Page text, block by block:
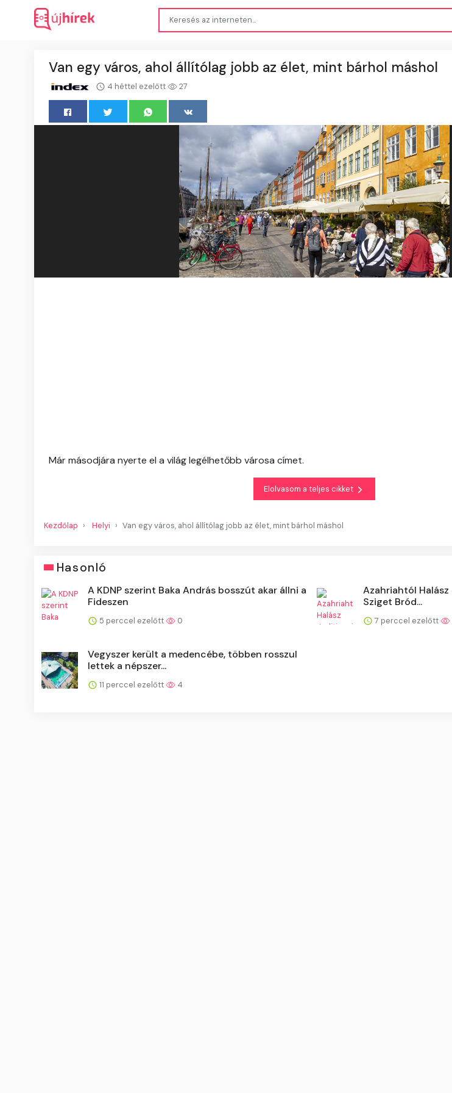
Van egy város, ahol állítólag jobb az élet, mint bárhol máshol
4 héttel ezelőtt 27
Már másodjára nyerte el a világ legélhetőbb városa címet.
Elolvasom a teljes cikket
Kezdőlap Helyi Van egy város, ahol állítólag jobb az élet, mint bárhol máshol
Hasonló
A KDNP szerint Baka András bosszút akar állni a
Fideszen
5 perccel ezelőtt 0
Azahriahtól
Sziget Bród...
7 perccel ezelőtt
Vegyszer került a medencébe, többen rosszul
lettek a népszer...
11 perccel ezelőtt 4